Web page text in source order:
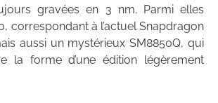
gravées en 3 nm. Parmi elles
correspondant à l’actuel Snapdragon
aussi un mystérieux SM8850Q, qui
la forme d’une édition légèrement